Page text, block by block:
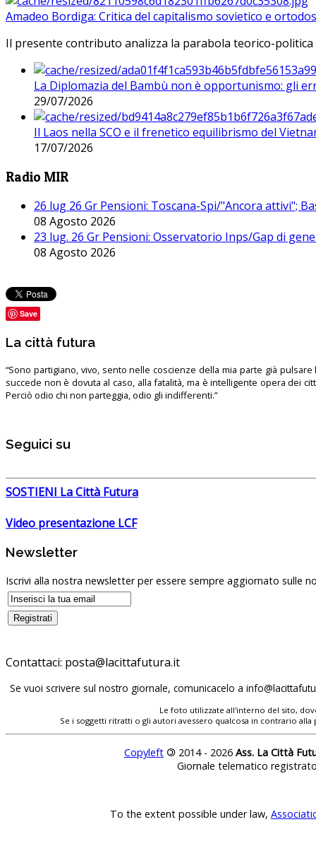
Amadeo Bordiga: Critica del capitalismo sovietico e
Il presente contributo analizza la parabola teorico-
La Diplomazia del Bambù non è opportunismo: gli
29/07/2026
Il Laos nella SCO e il frenetico equilibrismo del
17/07/2026
Radio MIR
26 lug 26 Gr Pensioni: Toscana-Spi/"Ancora attivi";
08 Agosto 2026
23 lug. 26 Gr Pensioni: Osservatorio Inps/Gap di
08 Agosto 2026
Save
La città futura
“Sono partigiano, vivo, sento nelle coscienze della mia parte già pulsare
succede non è dovuta al caso, alla fatalità, ma è intelligente opera dei
Perciò odio chi non parteggia, odio gli indifferenti.”
Seguici su
SOSTIENI La Città Futura
Video presentazione LCF
Newsletter
Iscrivi alla nostra newsletter per essere sempre aggiornato sulle
Contattaci: posta@lacittafutura.it
Se vuoi scrivere sul nostro giornale, comunicacelo a
Le foto utilizzate all'interno del sito,
Se i soggetti ritratti o gli autori avessero qualcosa in contrario
Copyleft © 2014 - 2026 Ass. La Città
Giornale telematico
To the extent possible under law,